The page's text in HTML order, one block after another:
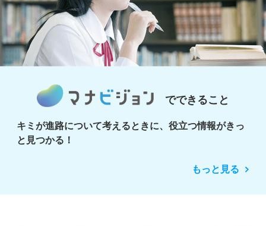
でできること
キミが進路について考えるときに、役立つ情報がきっ
と見つかる！
もっと見る